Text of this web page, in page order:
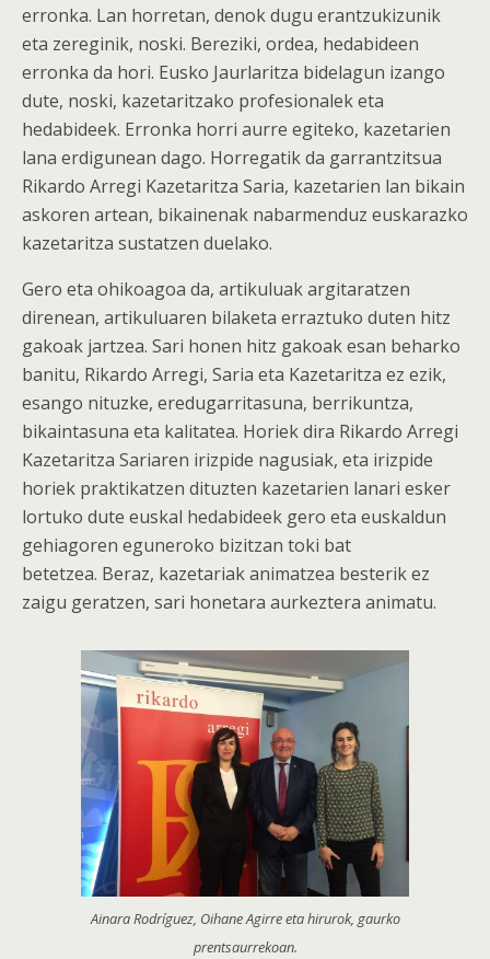
erronka. Lan horretan, denok dugu erantzukizunik
eta zereginik, noski. Bereziki, ordea, hedabideen
erronka da hori. Eusko Jaurlaritza bidelagun izango
dute, noski, kazetaritzako profesionalek eta
hedabideek. Erronka horri aurre egiteko, kazetarien
lana erdigunean dago. Horregatik da garrantzitsua
Rikardo Arregi Kazetaritza Saria, kazetarien lan bikain
askoren artean, bikainenak nabarmenduz euskarazko
kazetaritza sustatzen duelako.
Gero eta ohikoagoa da, artikuluak argitaratzen
direnean, artikuluaren bilaketa erraztuko duten hitz
gakoak jartzea. Sari honen hitz gakoak esan beharko
banitu, Rikardo Arregi, Saria eta Kazetaritza ez ezik,
esango nituzke, eredugarritasuna, berrikuntza,
bikaintasuna eta kalitatea. Horiek dira Rikardo Arregi
Kazetaritza Sariaren irizpide nagusiak, eta irizpide
horiek praktikatzen dituzten kazetarien lanari esker
lortuko dute euskal hedabideek gero eta euskaldun
gehiagoren eguneroko bizitzan toki bat
betetzea. Beraz, kazetariak animatzea besterik ez
zaigu geratzen, sari honetara aurkeztera animatu.
Ainara Rodríguez, Oihane Agirre eta hirurok, gaurko
prentsaurrekoan.